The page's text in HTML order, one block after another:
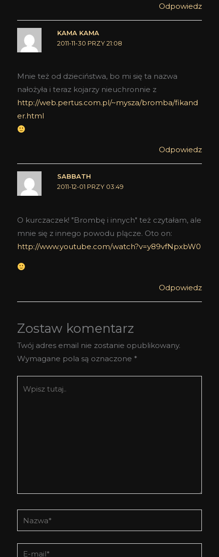
Odpowiedz
KAMA KAMA
2011-11-30 PRZY 21:08
Mnie też od dzieciństwa, bo mi się ta nazwa
nałożyła i teraz kojarzy nieuchronnie z
http://web.pertus.com.pl/~mysza/bromba/fikand
er.html
Odpowiedz
SABBATH
2011-12-01 PRZY 03:49
O kurczaczek! "Brombę i innych" też czytałam, ale
mnie się z innego powodu plącze. Oto on:
http://www.youtube.com/watch?v=y89vfNpxbW0
Odpowiedz
Zostaw komentarz
Twój adres email nie zostanie opublikowany.
Wymagane pola są oznaczone *
tutaj..
Nazwa*
E-